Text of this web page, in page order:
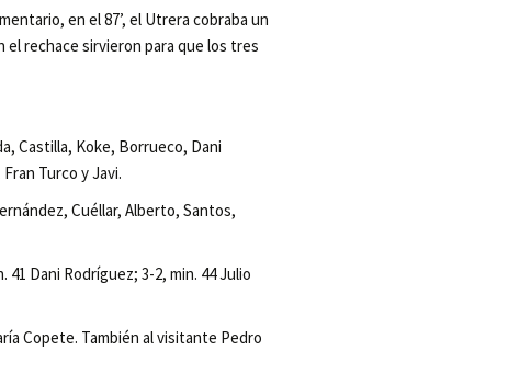
en el 87’, el Utrera cobraba un
el rechace sirvieron para que los tres
Castilla, Koke, Borrueco, Dani
Turco y Javi.
Cuéllar, Alberto, Santos,
41 Dani Rodríguez; 3-2, min. 44 Julio
Copete. También al visitante Pedro